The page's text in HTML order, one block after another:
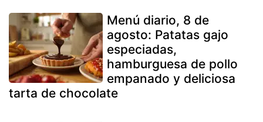
Menú diario, 8 de
agosto: Patatas gajo
especiadas,
hamburguesa de pollo
empanado y deliciosa
tarta de chocolate